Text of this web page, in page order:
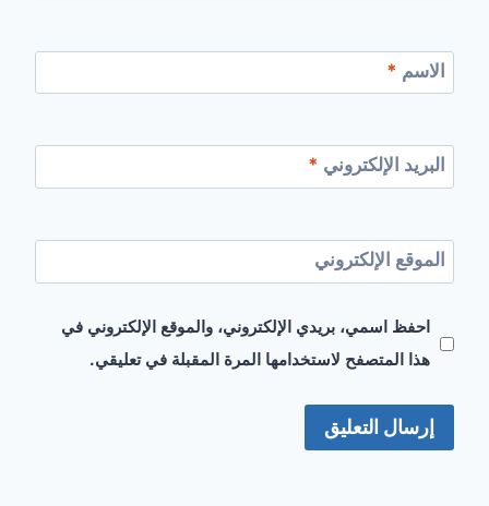
الاسم *
البريد الإلكتروني *
الموقع الإلكتروني
احفظ اسمي، بريدي الإلكتروني، والموقع الإلكتروني في
هذا المتصفح لاستخدامها المرة المقبلة في تعليقي.